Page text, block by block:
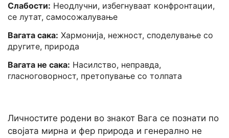
Слабости: Неодлучни, избегнуваат конфронтации,
се лутат, самосожалување
Вагата сака: Хармонија, нежност, споделување со
другите, природа
Вагата не сака: Насилство, неправда,
гласноговорност, претопување со толпата
Личностите родени во знакот Вага се познати по
својата мирна и фер природа и генерално не